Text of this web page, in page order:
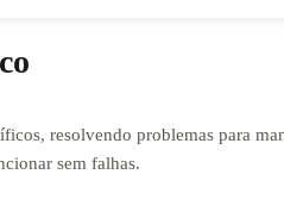
resolvendo problemas para
sem falhas.